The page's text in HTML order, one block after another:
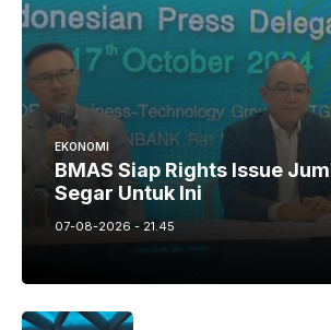
EKONOMI
BMAS Siap Rights Issue
Segar Untuk Ini
07-08-2026 - 21.45